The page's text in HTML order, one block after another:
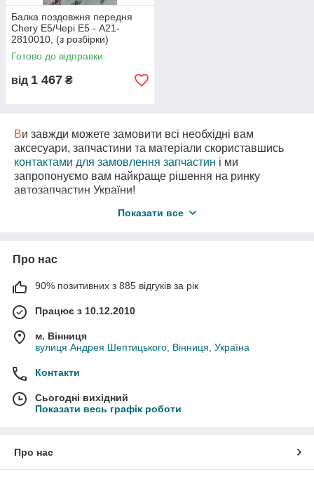
Це суттєво збереже Ваш час та гроші!
Балка поздовжня передня
Chery E5/Чері Е5 - A21-
2810010, (з розбірки)
Готово до відправки
від 1 467 ₴
Ви завжди можете замовити всі необхідні вам
аксесуари, запчастини та матеріали скориставшись
контактами для замовлення запчастин і ми
запропонуємо вам найкраще рішення на ринку
автозапчастин України!
за самими вигідними цінами!
Показати все
Про нас
90% позитивних з 885 відгуків за рік
Працює з 10.12.2010
м. Вінниця
вулиця Андрея Шептицького, Вінниця, Україна
Контакти
Сьогодні вихідний
Показати весь графік роботи
Про нас